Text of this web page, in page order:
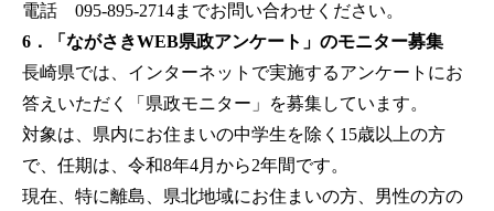
電話 095-895-2714までお問い合わせください。
6．「ながさきWEB県政アンケート」のモニター募集
長崎県では、インターネットで実施するアンケートにお
答えいただく「県政モニター」を募集しています。
対象は、県内にお住まいの中学生を除く15歳以上の方
で、任期は、令和8年4月から2年間です。
現在、特に離島、県北地域にお住まいの方、男性の方の